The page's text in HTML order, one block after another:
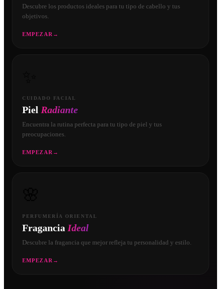
Descubre los productos ideales para tu tipo de cabello y tus
objetivos.
EMPEZAR →
CUIDADO FACIAL
Piel Radiante
Encuentra la rutina perfecta para tu tipo de piel y tus
preocupaciones.
EMPEZAR →
PERFUMERÍA ORIENTAL
Fragancia Ideal
Descubre la fragancia que mejor refleja tu personalidad y estilo.
EMPEZAR →